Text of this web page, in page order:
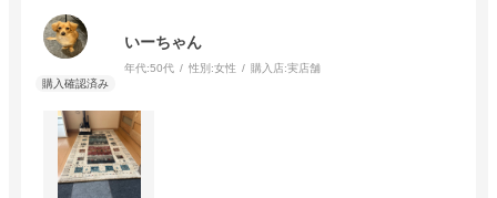
いーちゃん
年代:50代 性別:女性 購入店:実店舗